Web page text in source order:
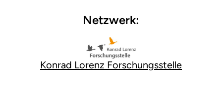
Netzwerk:
Konrad Lorenz Forschungsstelle